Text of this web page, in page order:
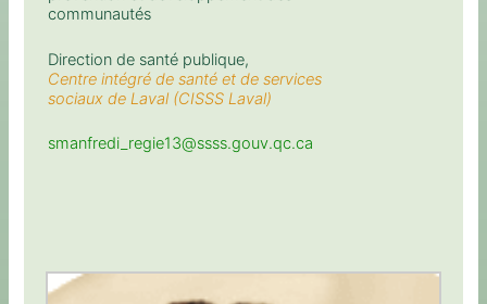
communautés
Direction de santé publique,
Centre intégré de santé et de services
sociaux de Laval (CISSS Laval)
smanfredi_regie13@ssss.gouv.qc.ca